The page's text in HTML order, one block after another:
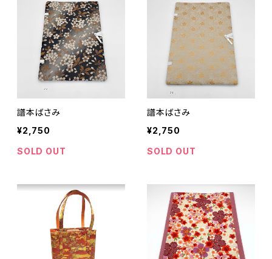
譜本ばさみ
¥2,750
SOLD OUT
譜本ばさみ
¥2,750
SOLD OUT